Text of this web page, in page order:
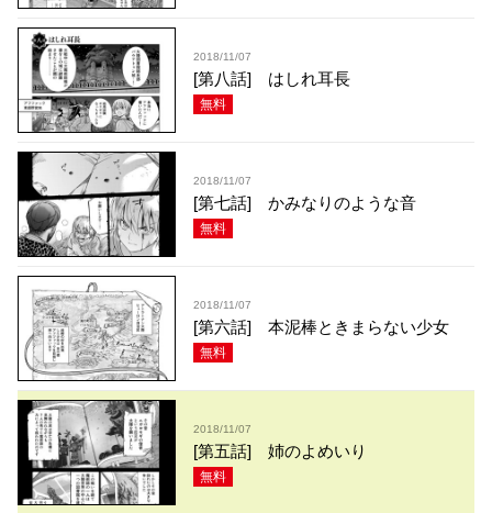
2018/11/07
[第八話] はしれ耳長
無料
2018/11/07
[第七話] かみなりのような音
無料
2018/11/07
[第六話] 本泥棒ときまらない少女
無料
2018/11/07
[第五話] 姉のよめいり
無料